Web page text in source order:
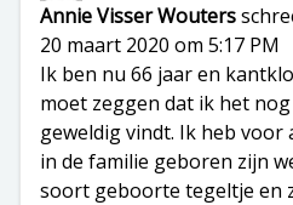
Annie Visser Wouters
20 maart 2020 om 5:17 PM
Ik ben nu 66 jaar en
moet zeggen dat ik het
geweldig vindt. Ik heb voor
in de familie geboren zijn
soort geboorte tegeltje en